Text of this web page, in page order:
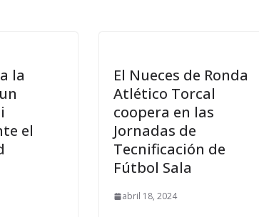
la
el
El Nueces de Ronda
Atlético Torcal
coopera en las
Jornadas de
Tecnificación de
Fútbol Sala
abril 18, 2024